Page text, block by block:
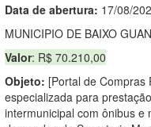
Data de abertura: 17/08/
MUNICIPIO DE BAIXO
Valor: R$ 70.210,00
Objeto: [Portal de Compras
especializada para
intermunicipal com ônibus e